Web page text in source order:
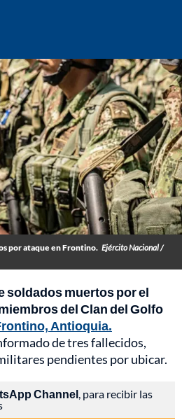
por ataque en Frontino. Ejército Nacional /
soldados muertos por el
del Clan del Golfo
Antioquia.
de tres fallecidos,
pendientes por ubicar.
Channel, para recibir las